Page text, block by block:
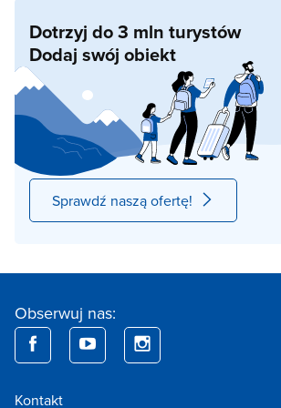
Dotrzyj do 3 mln turystów
Dodaj swój obiekt
Sprawdź naszą ofertę!
Obserwuj nas:
Kontakt